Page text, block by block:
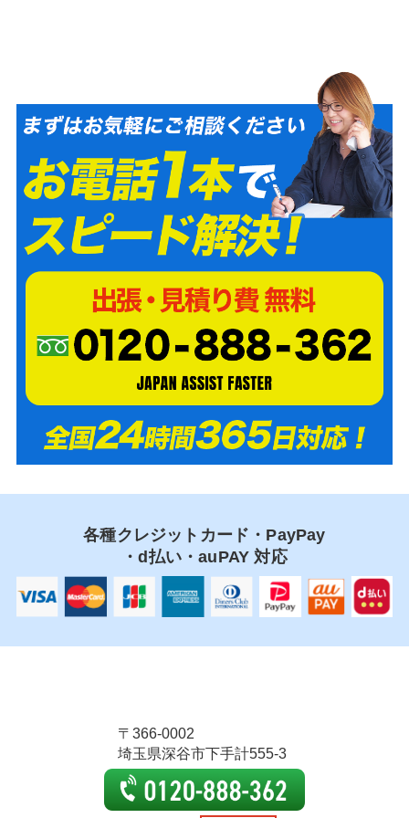
各種クレジットカード・PayPay
・d払い・auPAY 対応
〒366-0002
埼玉県深谷市下手計555-3